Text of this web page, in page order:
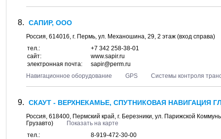
САПИР, ООО
Россия, 614016, г. Пермь, ул. Механошина, 29, 2 этаж (вход справа)
тел.:
+7 342 258-38-01
сайт:
www.sapir.ru
электронная почта:
sapir@perm.ru
Навигационное оборудование
GPS Системы контроля
СКАУТ - ВЕРХНЕКАМЬЕ, СПУТНИКОВАЯ НАВИГАЦИЯ
Россия, 618400, Пермский край, г. Березники, ул. Парижской
Грузавто)
Показать на карте
тел.:
8-919-472-30-00